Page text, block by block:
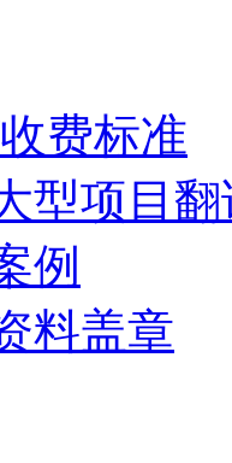
费标准
型项目翻
例
料盖章